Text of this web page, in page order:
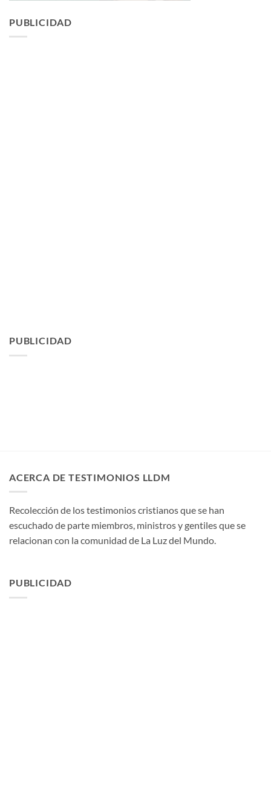
PUBLICIDAD
PUBLICIDAD
ACERCA DE TESTIMONIOS LLDM
Recolección de los testimonios cristianos que se han
escuchado de parte miembros, ministros y gentiles que se
relacionan con la comunidad de La Luz del Mundo.
PUBLICIDAD